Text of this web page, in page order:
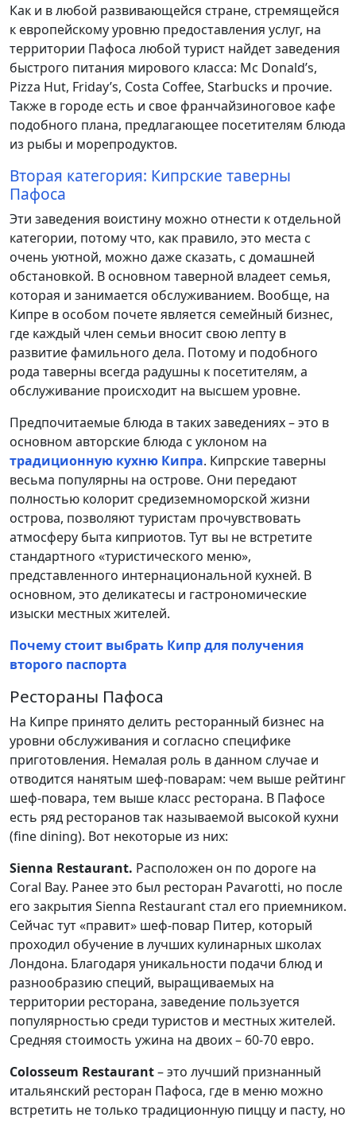
Как и в любой развивающейся стране, стремящейся
к европейскому уровню предоставления услуг, на
территории Пафоса любой турист найдет заведения
быстрого питания мирового класса: Mc Donald’s,
Pizza Hut, Friday’s, Costa Coffee, Starbucks и прочие.
Также в городе есть и свое франчайзиноговое кафе
подобного плана, предлагающее посетителям блюда
из рыбы и морепродуктов.
Вторая категория: Кипрские таверны
Пафоса
Эти заведения воистину можно отнести к отдельной
категории, потому что, как правило, это места с
очень уютной, можно даже сказать, с домашней
обстановкой. В основном таверной владеет семья,
которая и занимается обслуживанием. Вообще, на
Кипре в особом почете является семейный бизнес,
где каждый член семьи вносит свою лепту в
развитие фамильного дела. Потому и подобного
рода таверны всегда радушны к посетителям, а
обслуживание происходит на высшем уровне.
Предпочитаемые блюда в таких заведениях – это в
основном авторские блюда с уклоном на
традиционную кухню Кипра. Кипрские таверны
весьма популярны на острове. Они передают
полностью колорит средиземноморской жизни
острова, позволяют туристам прочувствовать
атмосферу быта киприотов. Тут вы не встретите
стандартного «туристического меню»,
представленного интернациональной кухней. В
основном, это деликатесы и гастрономические
изыски местных жителей.
Почему стоит выбрать Кипр для получения
второго паспорта
Рестораны Пафоса
На Кипре принято делить ресторанный бизнес на
уровни обслуживания и согласно специфике
приготовления. Немалая роль в данном случае и
отводится нанятым шеф-поварам: чем выше рейтинг
шеф-повара, тем выше класс ресторана. В Пафосе
есть ряд ресторанов так называемой высокой кухни
(fine dining). Вот некоторые из них:
Sienna Restaurant. Расположен он по дороге на
Coral Bay. Ранее это был ресторан Pavarotti, но после
его закрытия Sienna Restaurant стал его приемником.
Сейчас тут «правит» шеф-повар Питер, который
проходил обучение в лучших кулинарных школах
Лондона. Благодаря уникальности подачи блюд и
разнообразию специй, выращиваемых на
территории ресторана, заведение пользуется
популярностью среди туристов и местных жителей.
Средняя стоимость ужина на двоих – 60-70 евро.
Colosseum Restaurant– это лучший признанный
итальянский ресторан Пафоса, где в меню можно
встретить не только традиционную пиццу и пасту, но